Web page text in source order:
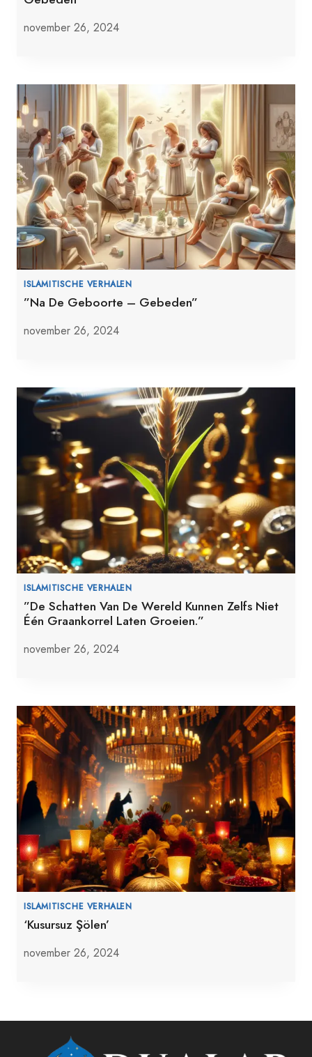
november 26, 2024
ISLAMITISCHE VERHALEN
”Na De Geboorte – Gebeden”
november 26, 2024
ISLAMITISCHE VERHALEN
”De Schatten Van De Wereld Kunnen Zelfs Niet
Één Graankorrel Laten Groeien.”
november 26, 2024
ISLAMITISCHE VERHALEN
‘Kusursuz Şölen’
november 26, 2024